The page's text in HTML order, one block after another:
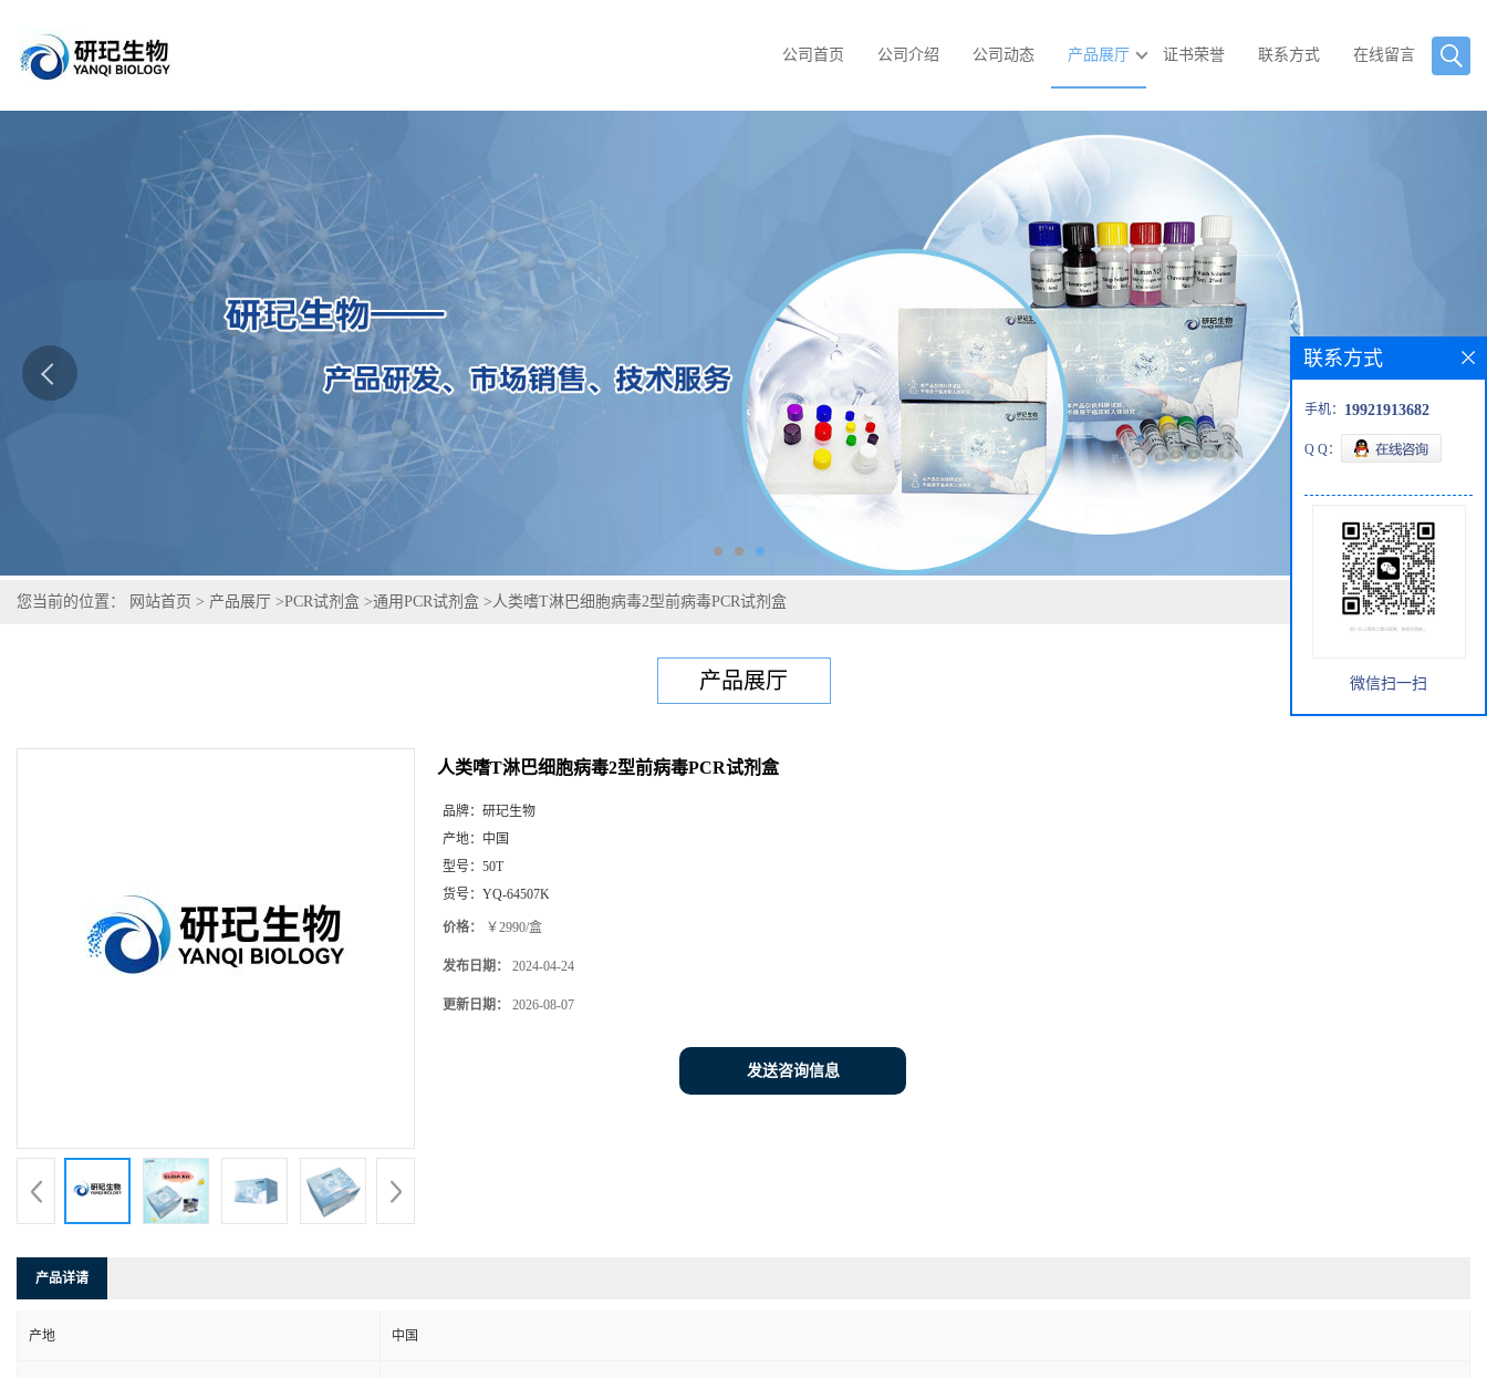
公司首页 公司介绍 公司动态 产品展厅 证书荣誉 联系方式 在线留言
您当前的位置： 网站首页 > 产品展厅 >PCR试剂盒 >通用PCR试剂盒 >人类嗜T淋巴细胞病毒2型前病毒PCR试剂盒
产品展厅
人类嗜T淋巴细胞病毒2型前病毒PCR试剂盒
品牌： 研玘生物
产地： 中国
型号： 50T
货号： YQ-64507K
价格： ￥2990/盒
发布日期： 2024-04-24
更新日期： 2026-08-07
发送咨询信息
产品详请
产地 中国
联系方式
手机： 19921913682
Q Q：
微信扫一扫